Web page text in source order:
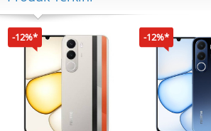
Lensa bermotif luwes dengan
Masa hidup baterai hingga 5 hari
Smartwatch yang fashionable
Pemantauan kesehatan termasuk
Aplikasi Fitness Tracking dan Sports
Notifikasi yang dapat terhubung ke
-12%* -12%*